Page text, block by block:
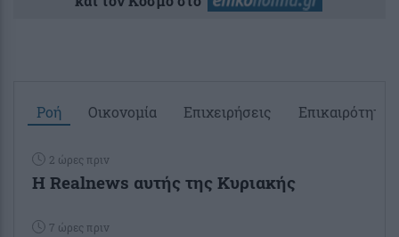
Ροή Οικονομία Επιχειρήσεις Επικαιρότητα
2 ώρες πριν
Η Realnews αυτής της Κυριακής
7 ώρες πριν